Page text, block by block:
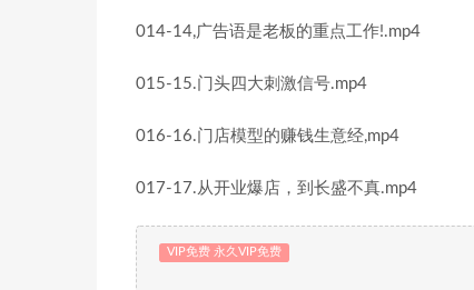
014-14,广告语是老板的重点工作!.mp4
015-15.门头四大刺激信号.mp4
016-16.门店模型的赚钱生意经,mp4
017-17.从开业爆店，到长盛不真.mp4
VIP免费 永久VIP免费